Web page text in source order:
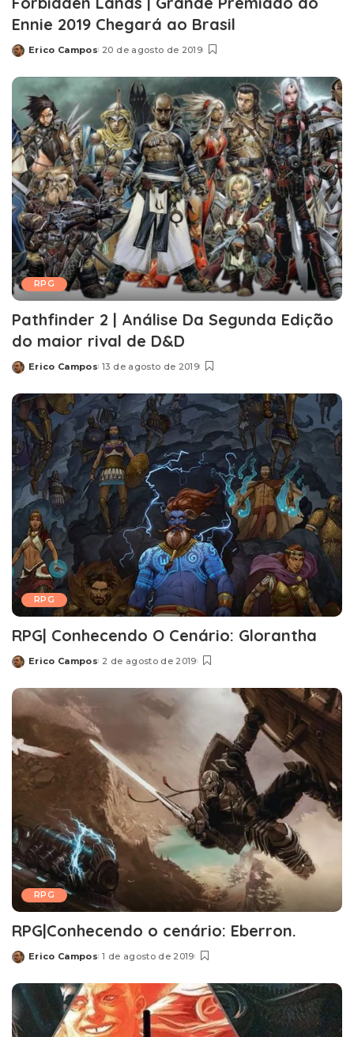
Ennie 2019 Chegará ao Brasil
Posted
Erico Campos 20 de agosto de 2019
RPG
Pathfinder 2 | Análise Da Segunda Edição
do maior rival de D&D
Posted
Erico Campos 13 de agosto de 2019
RPG
RPG| Conhecendo O Cenário: Glorantha
Posted
Erico Campos 2 de agosto de 2019
RPG
RPG|Conhecendo o cenário: Eberron.
Posted
Erico Campos 1 de agosto de 2019